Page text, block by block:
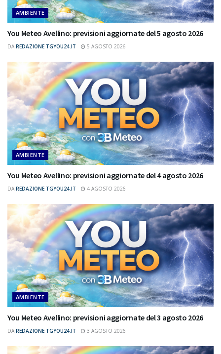
AMBIENTE
You Meteo Avellino: previsioni aggiornate del 5 agosto 2026
DA REDAZIONE TGYOU24.IT 5 AGOSTO 2026
AMBIENTE
You Meteo Avellino: previsioni aggiornate del 4 agosto 2026
DA REDAZIONE TGYOU24.IT 4 AGOSTO 2026
AMBIENTE
You Meteo Avellino: previsioni aggiornate del 3 agosto 2026
DA REDAZIONE TGYOU24.IT 3 AGOSTO 2026